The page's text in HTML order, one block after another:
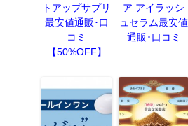
トアップサプリ
最安値通販･口
コミ
【50%OFF】
ア アイラッシ
ュセラム最安値
通販･口コミ